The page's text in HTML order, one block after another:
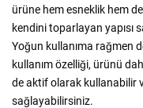
ürüne hem esneklik hem
kendini toparlayan yapısı
Yoğun kullanıma rağmen
kullanım özelliği, ürünü
de aktif olarak kullanabilir
sağlayabilirsiniz.